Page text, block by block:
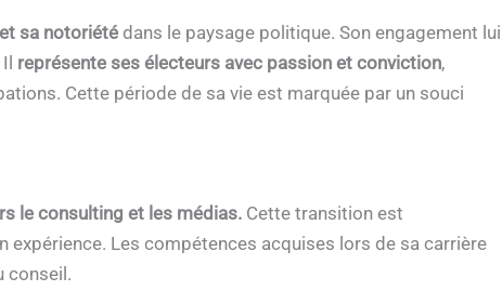
sa notoriétédans le paysage politique. Son engagement lui
représente ses électeurs avec passion et conviction,
Cette période de sa vie est marquée par un souci
le consulting et les médias. Cette transition est
Les compétences acquises lors de sa carrière
conseil.